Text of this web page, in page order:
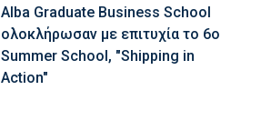
Alba Graduate Business School
ολοκλήρωσαν με επιτυχία το 6ο
Summer School, "Shipping in
Action"